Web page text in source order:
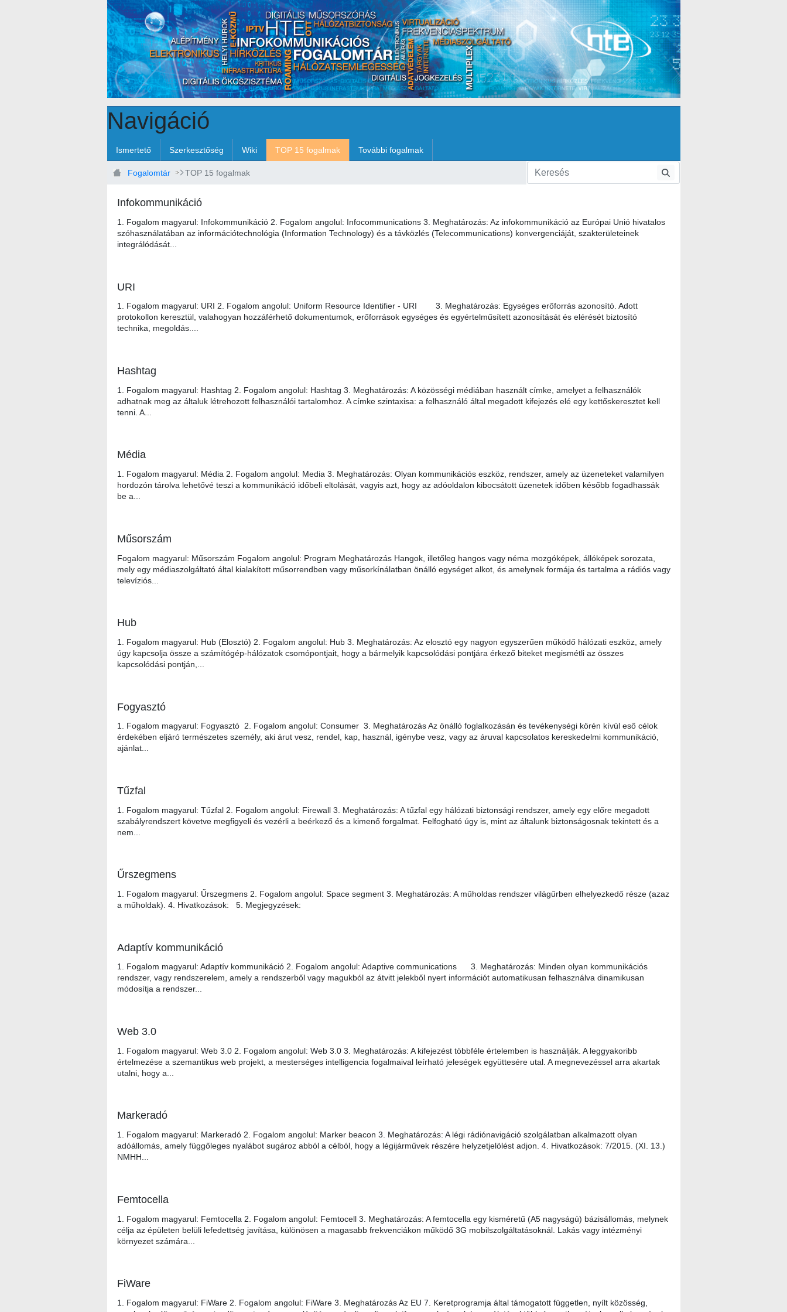
Navigáció
Ismertető Szerkesztőség Wiki TOP 15 fogalmak További fogalmak
Fogalomtár TOP 15 fogalmak
Infokommunikáció
1. Fogalom magyarul: Infokommunikáció 2. Fogalom angolul: Infocommunications 3. Meghatározás: Az infokommunikáció az Európai Unió hivatalos
szóhasználatában az információtechnológia (Information Technology) és a távközlés (Telecommunications) konvergenciáját, szakterületeinek
integrálódását...
URI
1. Fogalom magyarul: URI 2. Fogalom angolul: Uniform Resource Identifier - URI 3. Meghatározás: Egységes erőforrás azonosító. Adott
protokollon keresztül, valahogyan hozzáférhető dokumentumok, erőforrások egységes és egyértelműsített azonosítását és elérését biztosító
technika, megoldás....
Hashtag
1. Fogalom magyarul: Hashtag 2. Fogalom angolul: Hashtag 3. Meghatározás: A közösségi médiában használt címke, amelyet a felhasználók
adhatnak meg az általuk létrehozott felhasználói tartalomhoz. A címke szintaxisa: a felhasználó által megadott kifejezés elé egy kettőskeresztet kell
tenni. A...
Média
1. Fogalom magyarul: Média 2. Fogalom angolul: Media 3. Meghatározás: Olyan kommunikációs eszköz, rendszer, amely az üzeneteket valamilyen
hordozón tárolva lehetővé teszi a kommunikáció időbeli eltolását, vagyis azt, hogy az adóoldalon kibocsátott üzenetek időben később fogadhassák
be a...
Műsorszám
Fogalom magyarul: Műsorszám Fogalom angolul: Program Meghatározás Hangok, illetőleg hangos vagy néma mozgóképek, állóképek sorozata,
mely egy médiaszolgáltató által kialakított műsorrendben vagy műsorkínálatban önálló egységet alkot, és amelynek formája és tartalma a rádiós vagy
televíziós...
Hub
1. Fogalom magyarul: Hub (Elosztó) 2. Fogalom angolul: Hub 3. Meghatározás: Az elosztó egy nagyon egyszerűen működő hálózati eszköz, amely
úgy kapcsolja össze a számítógép-hálózatok csomópontjait, hogy a bármelyik kapcsolódási pontjára érkező biteket megismétli az összes
kapcsolódási pontján,...
Fogyasztó
1. Fogalom magyarul: Fogyasztó 2. Fogalom angolul: Consumer 3. Meghatározás Az önálló foglalkozásán és tevékenységi körén kívül eső célok
érdekében eljáró természetes személy, aki árut vesz, rendel, kap, használ, igénybe vesz, vagy az áruval kapcsolatos kereskedelmi kommunikáció,
ajánlat...
Tűzfal
1. Fogalom magyarul: Tűzfal 2. Fogalom angolul: Firewall 3. Meghatározás: A tűzfal egy hálózati biztonsági rendszer, amely egy előre megadott
szabályrendszert követve megfigyeli és vezérli a beérkező és a kimenő forgalmat. Felfogható úgy is, mint az általunk biztonságosnak tekintett és a
nem...
Űrszegmens
1. Fogalom magyarul: Űrszegmens 2. Fogalom angolul: Space segment 3. Meghatározás: A műholdas rendszer világűrben elhelyezkedő része (azaz
a műholdak). 4. Hivatkozások: 5. Megjegyzések:
Adaptív kommunikáció
1. Fogalom magyarul: Adaptív kommunikáció 2. Fogalom angolul: Adaptive communications 3. Meghatározás: Minden olyan kommunikációs
rendszer, vagy rendszerelem, amely a rendszerből vagy magukból az átvitt jelekből nyert információt automatikusan felhasználva dinamikusan
módosítja a rendszer...
Web 3.0
1. Fogalom magyarul: Web 3.0 2. Fogalom angolul: Web 3.0 3. Meghatározás: A kifejezést többféle értelemben is használják. A leggyakoribb
értelmezése a szemantikus web projekt, a mesterséges intelligencia fogalmaival leírható jeleségek együttesére utal. A megnevezéssel arra akartak
utalni, hogy a...
Markeradó
1. Fogalom magyarul: Markeradó 2. Fogalom angolul: Marker beacon 3. Meghatározás: A légi rádiónavigáció szolgálatban alkalmazott olyan
adóállomás, amely függőleges nyalábot sugároz abból a célból, hogy a légijárművek részére helyzetjelölést adjon. 4. Hivatkozások: 7/2015. (XI. 13.)
NMHH...
Femtocella
1. Fogalom magyarul: Femtocella 2. Fogalom angolul: Femtocell 3. Meghatározás: A femtocella egy kisméretű (A5 nagyságú) bázisállomás, melynek
célja az épületen belüli lefedettség javítása, különösen a magasabb frekvenciákon működő 3G mobilszolgáltatásoknál. Lakás vagy intézményi
környezet számára...
FiWare
1. Fogalom magyarul: FiWare 2. Fogalom angolul: FiWare 3. Meghatározás Az EU 7. Keretprogramja által támogatott független, nyílt közösség,